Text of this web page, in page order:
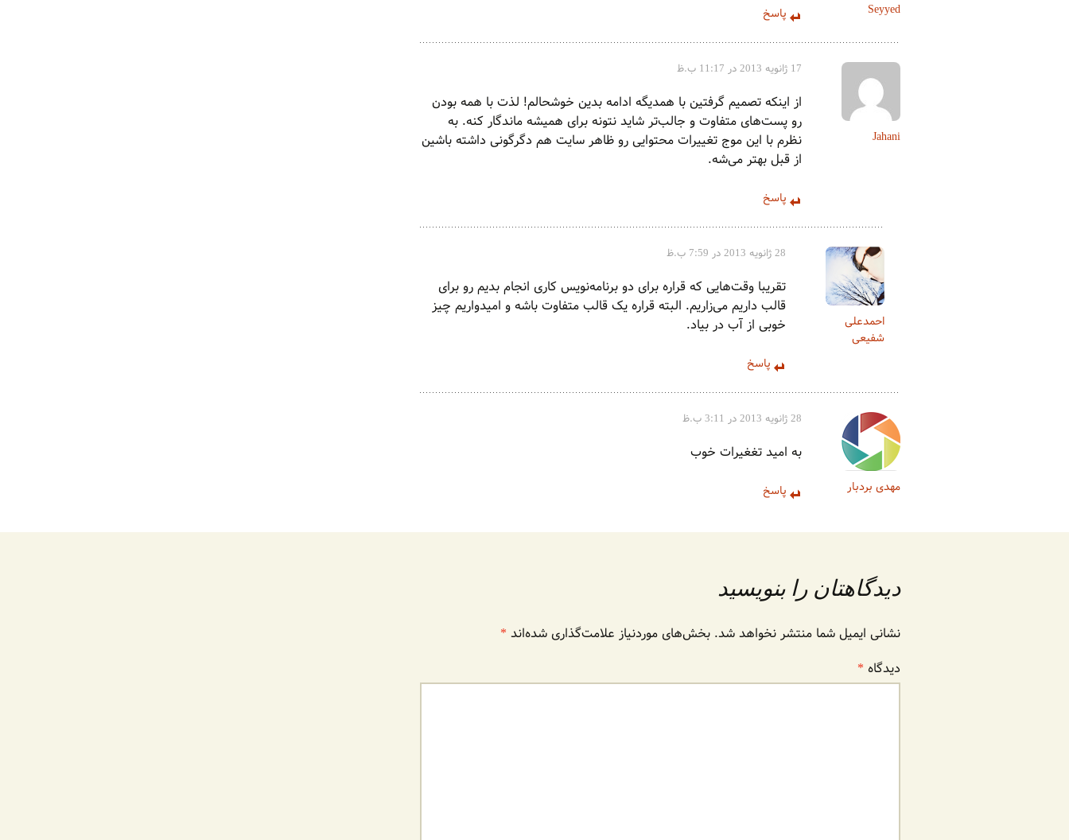
Seyyed پاسخ
Jahani
17 ژانویه 2013 در 11:17 ب.ظ
از اینکه تصمیم گرفتین با همدیگه ادامه بدین خوشحالم! لذت با همه بودن
رو پست‌های متفاوت و جالب‌تر شاید نتونه برای همیشه ماندگار کنه. به
نظرم با این موج تغییرات محتوایی رو ظاهر سایت هم دگرگونی داشته باشین
از قبل بهتر می‌شه.
پاسخ
احمدعلی
شفیعی
28 ژانویه 2013 در 7:59 ب.ظ
تقریبا وقت‌هایی که قراره برای دو برنامه‌نویس کاری انجام بدیم رو برای
قالب داریم می‌زاریم. البته قراره یک قالب متفاوت باشه و امیدواریم چیز
خوبی از آب در بیاد.
پاسخ
مهدی بردبار
28 ژانویه 2013 در 3:11 ب.ظ
به امید تغغیرات خوب
پاسخ
دیدگاهتان را بنویسید
نشانی ایمیل شما منتشر نخواهد شد. بخش‌های موردنیاز علامت‌گذاری شده‌اند *
دیدگاه *